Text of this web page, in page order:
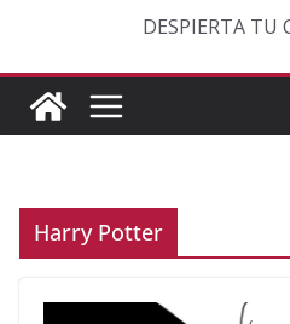
DESPIERTA TU
Harry Potter